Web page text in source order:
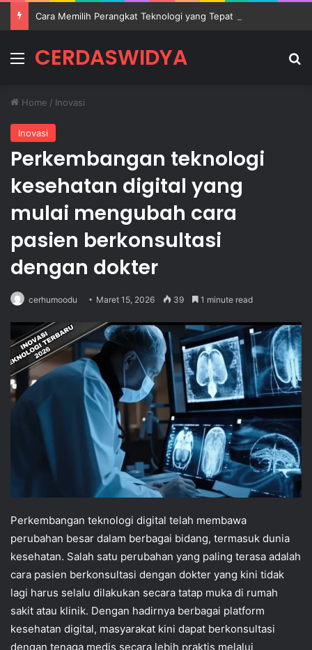
MenuCERDASWIDYA
Home / Inovasi
Inovasi
Perkembangan teknologi
kesehatan digital yang
mulai mengubah cara
pasien berkonsultasi
dengan dokter
cerhumoodu Maret 15, 2026 39 1 minute read
Perkembangan teknologi digital telah membawa
perubahan besar dalam berbagai bidang, termasuk dunia
kesehatan. Salah satu perubahan yang paling terasa adalah
cara pasien berkonsultasi dengan dokter yang kini tidak
lagi harus selalu dilakukan secara tatap muka di rumah
sakit atau klinik. Dengan hadirnya berbagai platform
kesehatan digital, masyarakat kini dapat berkonsultasi
dengan tenaga medis secara lebih praktis melalui